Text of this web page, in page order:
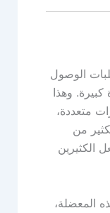
الوصول
كبيرة. وهذا
متعددة،
من
الكثيرين
المعضلة،